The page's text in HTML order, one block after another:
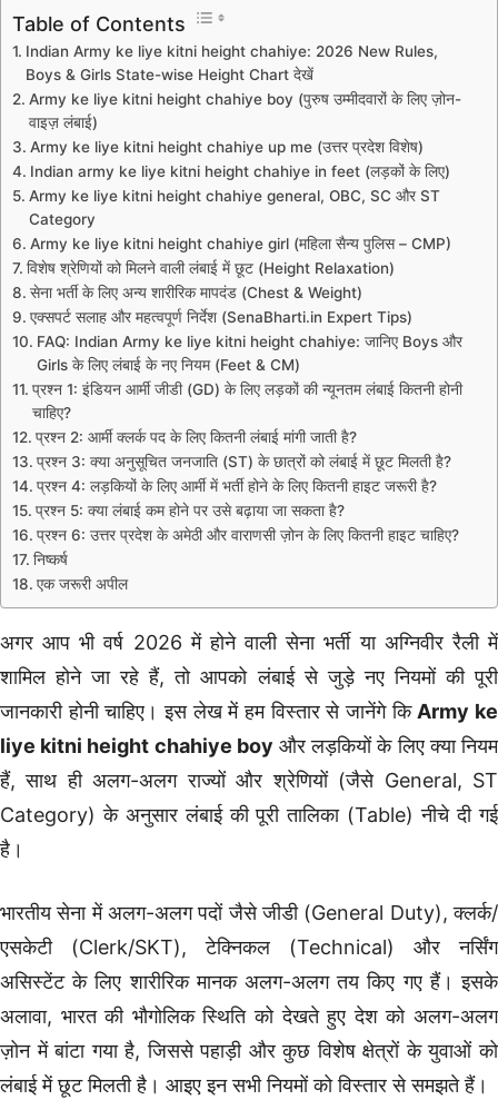
Table of Contents
Indian Army ke liye kitni height chahiye: 2026 New Rules,
Boys & Girls State-wise Height Chart देखें
Army ke liye kitni height chahiye boy (पुरुष उम्मीदवारों के लिए ज़ोन-
वाइज़ लंबाई)
Army ke liye kitni height chahiye up me (उत्तर प्रदेश विशेष)
Indian army ke liye kitni height chahiye in feet (लड़कों के लिए)
Army ke liye kitni height chahiye general, OBC, SC और ST
Category
Army ke liye kitni height chahiye girl (महिला सैन्य पुलिस – CMP)
विशेष श्रेणियों को मिलने वाली लंबाई में छूट (Height Relaxation)
सेना भर्ती के लिए अन्य शारीरिक मापदंड (Chest & Weight)
एक्सपर्ट सलाह और महत्वपूर्ण निर्देश (SenaBharti.in Expert Tips)
FAQ: Indian Army ke liye kitni height chahiye: जानिए Boys और
Girls के लिए लंबाई के नए नियम (Feet & CM)
प्रश्न 1: इंडियन आर्मी जीडी (GD) के लिए लड़कों की न्यूनतम लंबाई कितनी होनी
चाहिए?
प्रश्न 2: आर्मी क्लर्क पद के लिए कितनी लंबाई मांगी जाती है?
प्रश्न 3: क्या अनुसूचित जनजाति (ST) के छात्रों को लंबाई में छूट मिलती है?
प्रश्न 4: लड़कियों के लिए आर्मी में भर्ती होने के लिए कितनी हाइट जरूरी है?
प्रश्न 5: क्या लंबाई कम होने पर उसे बढ़ाया जा सकता है?
प्रश्न 6: उत्तर प्रदेश के अमेठी और वाराणसी ज़ोन के लिए कितनी हाइट चाहिए?
निष्कर्ष
एक जरूरी अपील
अगर आप भी वर्ष 2026 में होने वाली सेना भर्ती या अग्निवीर रैली में
शामिल होने जा रहे हैं, तो आपको लंबाई से जुड़े नए नियमों की पूरी
जानकारी होनी चाहिए। इस लेख में हम विस्तार से जानेंगे कि Army ke
liye kitni height chahiye boy और लड़कियों के लिए क्या नियम
हैं, साथ ही अलग-अलग राज्यों और श्रेणियों (जैसे General, ST
Category) के अनुसार लंबाई की पूरी तालिका (Table) नीचे दी गई
है।
भारतीय सेना में अलग-अलग पदों जैसे जीडी (General Duty), क्लर्क/
एसकेटी (Clerk/SKT), टेक्निकल (Technical) और नर्सिंग
असिस्टेंट के लिए शारीरिक मानक अलग-अलग तय किए गए हैं। इसके
अलावा, भारत की भौगोलिक स्थिति को देखते हुए देश को अलग-अलग
ज़ोन में बांटा गया है, जिससे पहाड़ी और कुछ विशेष क्षेत्रों के युवाओं को
लंबाई में छूट मिलती है। आइए इन सभी नियमों को विस्तार से समझते हैं।